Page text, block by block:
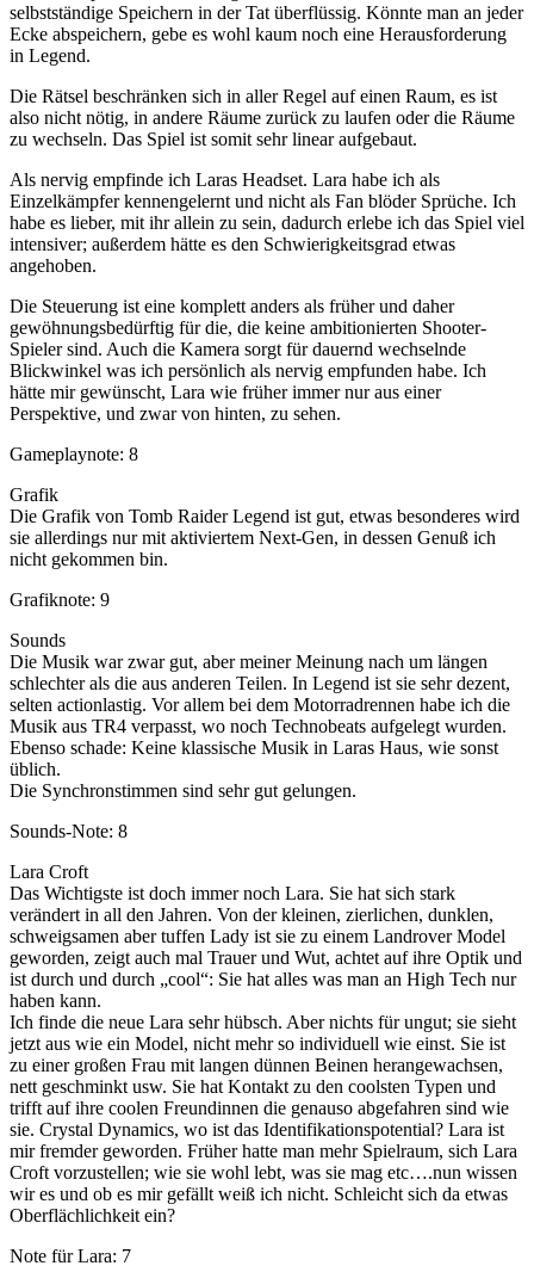
selbstständige Speichern in der Tat überflüssig. Könnte man an jeder
Ecke abspeichern, gebe es wohl kaum noch eine Herausforderung
in Legend.
Die Rätsel beschränken sich in aller Regel auf einen Raum, es ist
also nicht nötig, in andere Räume zurück zu laufen oder die Räume
zu wechseln. Das Spiel ist somit sehr linear aufgebaut.
Als nervig empfinde ich Laras Headset. Lara habe ich als
Einzelkämpfer kennengelernt und nicht als Fan blöder Sprüche. Ich
habe es lieber, mit ihr allein zu sein, dadurch erlebe ich das Spiel viel
intensiver; außerdem hätte es den Schwierigkeitsgrad etwas
angehoben.
Die Steuerung ist eine komplett anders als früher und daher
gewöhnungsbedürftig für die, die keine ambitionierten Shooter-
Spieler sind. Auch die Kamera sorgt für dauernd wechselnde
Blickwinkel was ich persönlich als nervig empfunden habe. Ich
hätte mir gewünscht, Lara wie früher immer nur aus einer
Perspektive, und zwar von hinten, zu sehen.
Gameplaynote: 8
Grafik
Die Grafik von Tomb Raider Legend ist gut, etwas besonderes wird
sie allerdings nur mit aktiviertem Next-Gen, in dessen Genuß ich
nicht gekommen bin.
Grafiknote: 9
Sounds
Die Musik war zwar gut, aber meiner Meinung nach um längen
schlechter als die aus anderen Teilen. In Legend ist sie sehr dezent,
selten actionlastig. Vor allem bei dem Motorradrennen habe ich die
Musik aus TR4 verpasst, wo noch Technobeats aufgelegt wurden.
Ebenso schade: Keine klassische Musik in Laras Haus, wie sonst
üblich.
Die Synchronstimmen sind sehr gut gelungen.
Sounds-Note: 8
Lara Croft
Das Wichtigste ist doch immer noch Lara. Sie hat sich stark
verändert in all den Jahren. Von der kleinen, zierlichen, dunklen,
schweigsamen aber tuffen Lady ist sie zu einem Landrover Model
geworden, zeigt auch mal Trauer und Wut, achtet auf ihre Optik und
ist durch und durch „cool“: Sie hat alles was man an High Tech nur
haben kann.
Ich finde die neue Lara sehr hübsch. Aber nichts für ungut; sie sieht
jetzt aus wie ein Model, nicht mehr so individuell wie einst. Sie ist
zu einer großen Frau mit langen dünnen Beinen herangewachsen,
nett geschminkt usw. Sie hat Kontakt zu den coolsten Typen und
trifft auf ihre coolen Freundinnen die genauso abgefahren sind wie
sie. Crystal Dynamics, wo ist das Identifikationspotential? Lara ist
mir fremder geworden. Früher hatte man mehr Spielraum, sich Lara
Croft vorzustellen; wie sie wohl lebt, was sie mag etc….nun wissen
wir es und ob es mir gefällt weiß ich nicht. Schleicht sich da etwas
Oberflächlichkeit ein?
Note für Lara: 7